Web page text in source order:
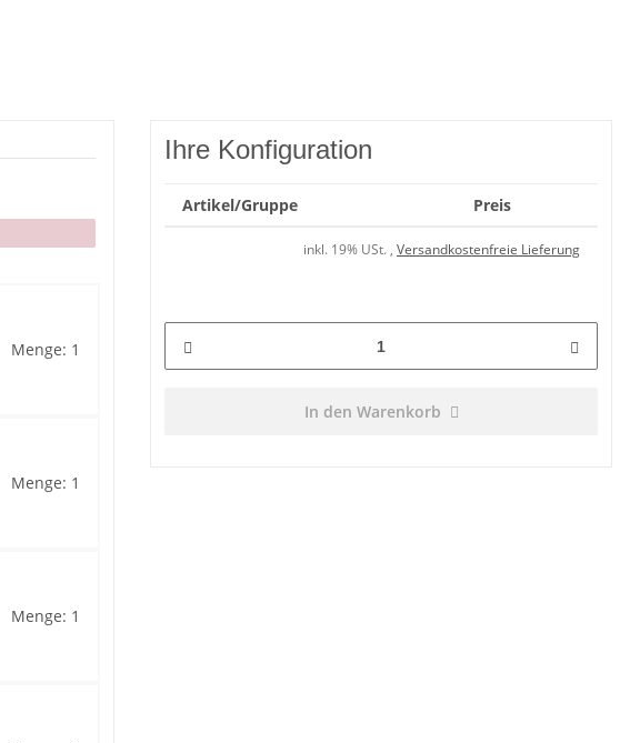
Menge: 1
Menge: 1
Menge: 1
Ihre Konfiguration
Artikel/Gruppe Preis
inkl. 19% USt. , Versandkostenfreie Lieferung
In den Warenkorb